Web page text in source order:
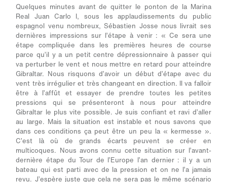
Quelques minutes avant de quitter le ponton de la Marina
Real Juan Carlo I, sous les applaudissements du public
espagnol venu nombreux, Sébastien Josse nous livrait ses
dernières impressions sur l’étape à venir : « Ce sera une
étape compliquée dans les premières heures de course
parce qu’il y a un petit centre dépressionnaire à passer qui
va perturber le vent et nous mettre en retard pour atteindre
Gibraltar. Nous risquons d’avoir un début d’étape avec du
vent très irrégulier et très changeant en direction. Il va falloir
être à l’affût et essayer de prendre toutes les petites
pressions qui se présenteront à nous pour atteindre
Gibraltar le plus vite possible. Je suis confiant et ravi d’aller
au large. Mais la situation est instable et nous savons que
dans ces conditions ça peut être un peu la « kermesse ».
C’est là où de grands écarts peuvent se créer en
multicoques. Nous avons connu cette situation sur l’avant-
dernière étape du Tour de l’Europe l’an dernier : il y a un
bateau qui est parti avec de la pression et on ne l’a jamais
revu. J’espère juste que cela ne sera pas le même scénario